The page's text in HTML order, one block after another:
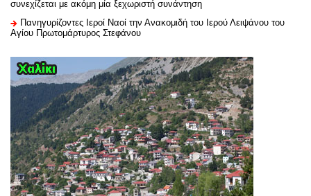
συνεχίζεται με ακόμη μία ξεχωριστή συνάντηση
Πανηγυρίζοντες Ιεροί Ναοί την Ανακομιδή του Ιερού Λειψάνου του
Αγίου Πρωτομάρτυρος Στεφάνου